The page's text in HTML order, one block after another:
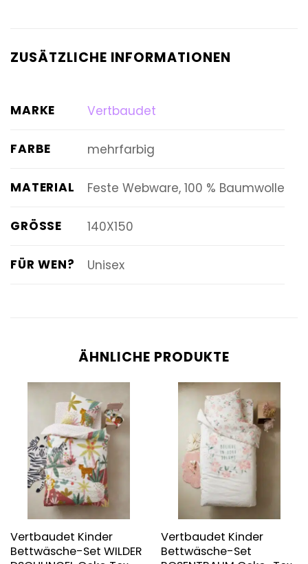
ZUSÄTZLICHE INFORMATIONEN
MARKE Vertbaudet
FARBE mehrfarbig
MATERIAL Feste Webware, 100 % Baumwolle
GRÖSSE 140X150
FÜR WEN? Unisex
ÄHNLICHE PRODUKTE
Vertbaudet Kinder
Bettwäsche-Set WILDER
Vertbaudet Kinder
Bettwäsche-Set